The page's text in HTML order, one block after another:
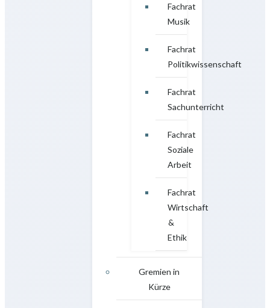
Fachrat
Musik
Fachrat
Politikwissenschaft
Fachrat
Sachunterricht
Fachrat
Soziale
Arbeit
Fachrat
Wirtschaft
&
Ethik
Gremien in
Kürze